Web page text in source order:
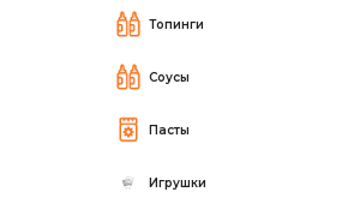
Топинги
Соусы
Пасты
Игрушки